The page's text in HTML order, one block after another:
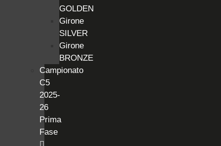
GOLDEN
Girone
SILVER
Girone
BRONZE
Campionato
C5
2025-
26
Prima
Fase